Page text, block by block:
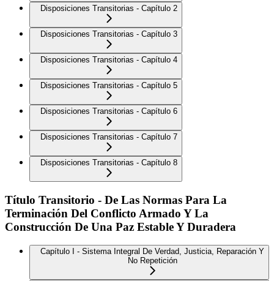
Disposiciones Transitorias - Capítulo 2
Disposiciones Transitorias - Capítulo 3
Disposiciones Transitorias - Capítulo 4
Disposiciones Transitorias - Capítulo 5
Disposiciones Transitorias - Capítulo 6
Disposiciones Transitorias - Capítulo 7
Disposiciones Transitorias - Capítulo 8
Título Transitorio - De Las Normas Para La
Terminación Del Conflicto Armado Y La
Construcción De Una Paz Estable Y Duradera
Capítulo I - Sistema Integral De Verdad, Justicia, Reparación Y
No Repetición